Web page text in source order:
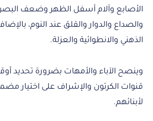
الأصابع وآلام أسفل الظهر وضعف البصر
والصداع والدوار والقلق عند النوم،
الذهني والانطوائية والعزلة.
وينصح الآباء والأمهات بضرورة تحديد
قنوات الكرتون والإشراف على اختيار
لأبنائهم.